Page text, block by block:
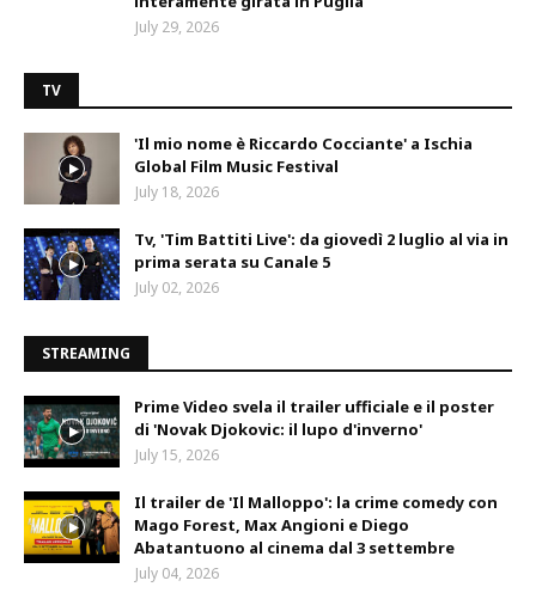
July 29, 2026
TV
'Il mio nome è Riccardo Cocciante' a Ischia
Global Film Music Festival
July 18, 2026
Tv, 'Tim Battiti Live': da giovedì 2 luglio al via in
prima serata su Canale 5
July 02, 2026
STREAMING
Prime Video svela il trailer ufficiale e il poster
di 'Novak Djokovic: il lupo d'inverno'
July 15, 2026
Il trailer de 'Il Malloppo': la crime comedy con
Mago Forest, Max Angioni e Diego
Abatantuono al cinema dal 3 settembre
July 04, 2026